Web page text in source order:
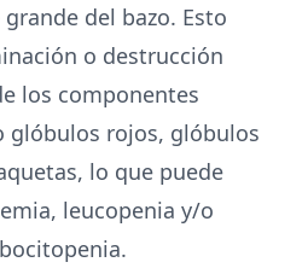
del bazo. Esto
o destrucción
los componentes
glóbulos rojos, glóbulos
lo que puede
leucopenia y/o